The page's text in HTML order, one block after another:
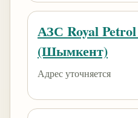
АЗС Royal
(Шымкент)
Адрес уточняется